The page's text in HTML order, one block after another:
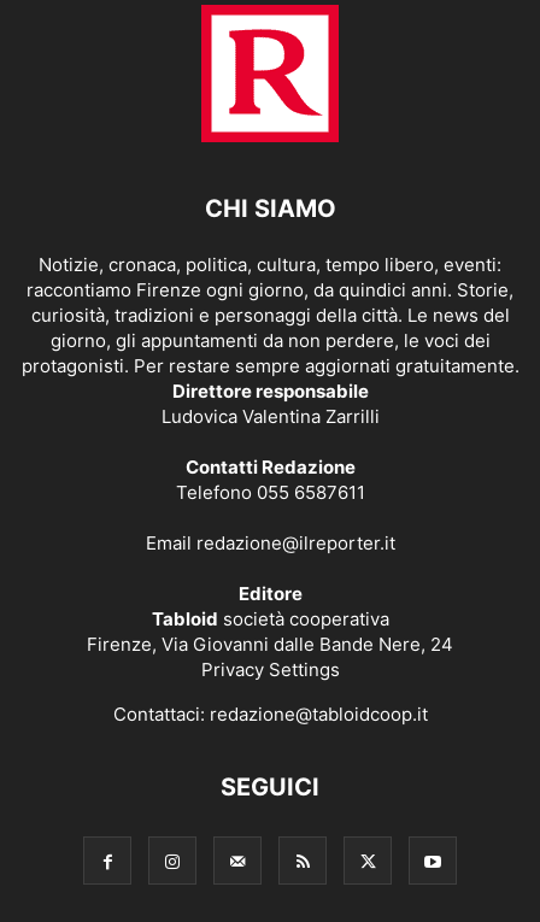
CHI SIAMO
Notizie, cronaca, politica, cultura, tempo libero, eventi:
raccontiamo Firenze ogni giorno, da quindici anni. Storie,
curiosità, tradizioni e personaggi della città. Le news del
giorno, gli appuntamenti da non perdere, le voci dei
protagonisti. Per restare sempre aggiornati gratuitamente.
Direttore responsabile
Ludovica Valentina Zarrilli
Contatti Redazione
Telefono 055 6587611
Email redazione@ilreporter.it
Editore
Tabloid società cooperativa
Firenze, Via Giovanni dalle Bande Nere, 24
Privacy Settings
Contattaci: redazione@tabloidcoop.it
SEGUICI